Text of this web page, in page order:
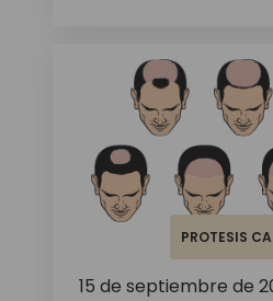
PROTESIS
15 de septiembre de